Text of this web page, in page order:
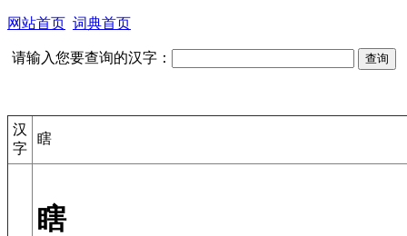
网站首页 词典首页
请输入您要查询的汉字：
汉
字
瞎
瞎